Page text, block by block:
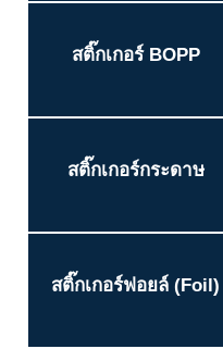
สติ๊กเกอร์ BOPP
สติ๊กเกอร์กระดาษ
สติ๊กเกอร์ฟอยล์ (Foil)